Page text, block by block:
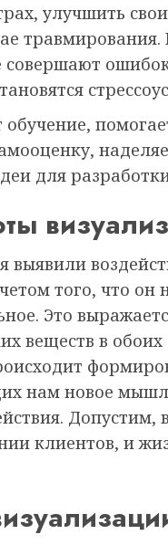
улучшить
совершают
обучение,
для
выявили
того, что он
Это
веществ в обоих
нам новое
Допустим,
клиентов, и